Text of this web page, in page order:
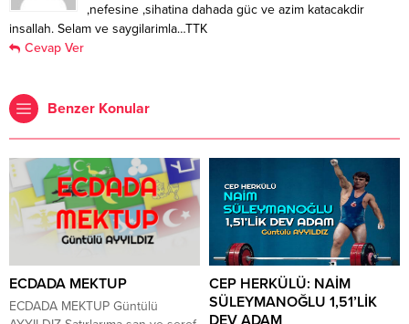
,nefesine ,sihatina dahada güc ve azim katacakdir
insallah. Selam ve saygilarimla…TTK
Cevap Ver
Benzer Konular
ECDADA MEKTUP
ECDADA MEKTUP Güntülü
CEP HERKÜLÜ: NAİM
SÜLEYMANOĞLU 1,51’LİK
DEV ADAM